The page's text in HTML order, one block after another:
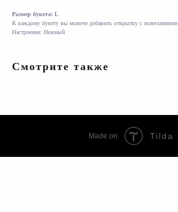
Размер букета: L
К каждому букету вы можете добавить открытку с пожеланиями
Настроение: Нежный
Смотрите также
Made on Tilda